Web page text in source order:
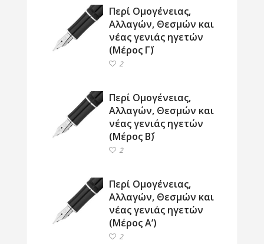
Περί Ομογένειας,
Αλλαγών, Θεσμών και
νέας γενιάς ηγετών
(Μέρος Γ΄)
2
Περί Ομογένειας,
Αλλαγών, Θεσμών και
νέας γενιάς ηγετών
(Μέρος Β΄)
2
Περί Ομογένειας,
Αλλαγών, Θεσμών και
νέας γενιάς ηγετών
(Μέρος Α’)
2